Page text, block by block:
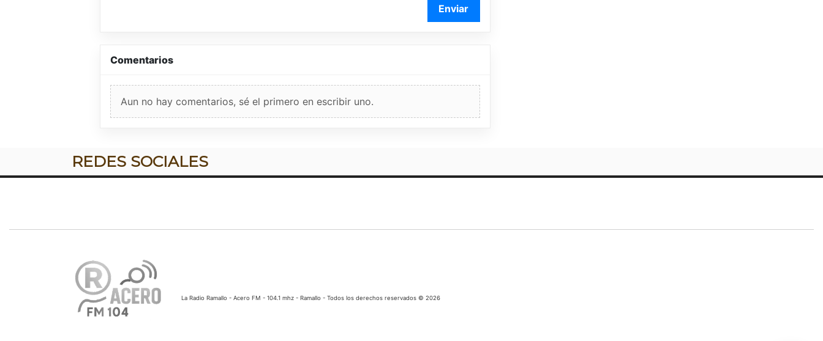
Enviar
Comentarios
Aun no hay comentarios, sé el primero en escribir uno.
REDES SOCIALES
La Radio Ramallo - Acero FM - 104.1 mhz - Ramallo - Todos los derechos reservados © 2026